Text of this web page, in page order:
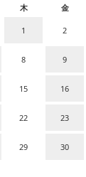
木 金
1 2
8 9
15 16
22 23
29 30